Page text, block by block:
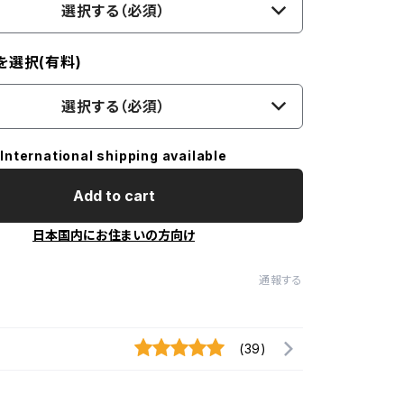
選択する（必須）
選択(有料)
選択する（必須）
International shipping available
Add to cart
日本国内にお住まいの方向け
通報する
(39)